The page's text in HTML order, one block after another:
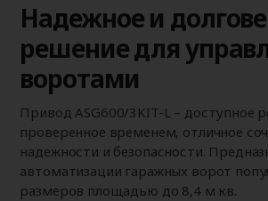
Надежное и
решение для
воротами
Привод ASG600/3KIT-L – доступное
проверенное временем, отличное
надежности и безопасности.
автоматизации гаражных ворот
размеров площадью до 8,4 м кв.